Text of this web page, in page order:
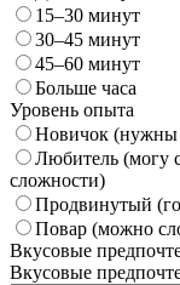
15–30 минут
30–45 минут
45–60 минут
Больше часа
Уровень опыта
Новичок (нужны
Любитель (могу
сложности)
Продвинутый
Повар (можно
Вкусовые
Вкусовые